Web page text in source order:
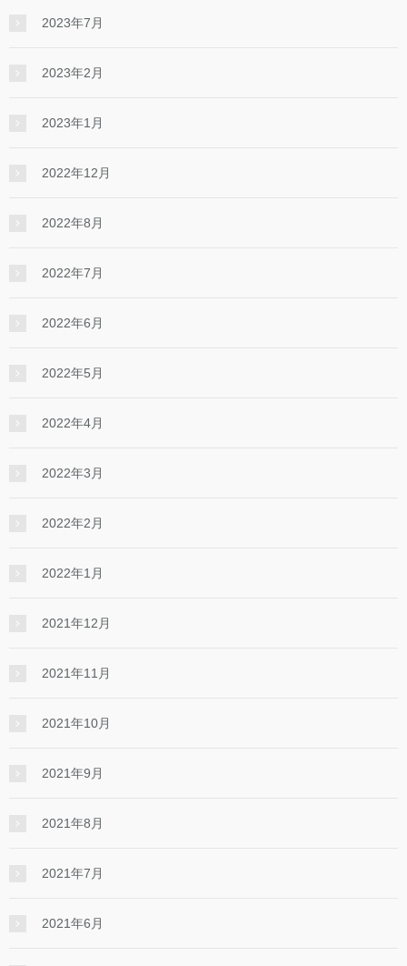
2023年7月
2023年2月
2023年1月
2022年12月
2022年8月
2022年7月
2022年6月
2022年5月
2022年4月
2022年3月
2022年2月
2022年1月
2021年12月
2021年11月
2021年10月
2021年9月
2021年8月
2021年7月
2021年6月